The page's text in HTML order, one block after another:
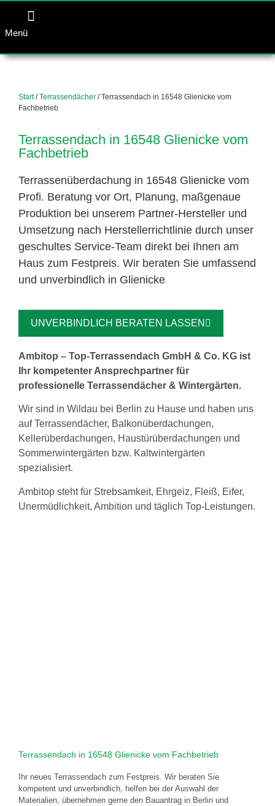
Menü
Start/Terrassendächer / Terrassendach in 16548 Glienicke vom
Fachbetrieb
Terrassendach in 16548 Glienicke vom
Fachbetrieb
Terrassenüberdachung in 16548 Glienicke vom
Profi. Beratung vor Ort, Planung, maßgenaue
Produktion bei unserem Partner-Hersteller und
Umsetzung nach Herstellerrichtlinie durch unser
geschultes Service-Team direkt bei Ihnen am
Haus zum Festpreis. Wir beraten Sie umfassend
und unverbindlich in Glienicke
UNVERBINDLICH BERATEN LASSEN
Ambitop – Top-Terrassendach GmbH & Co. KG ist
Ihr kompetenter Ansprechpartner für
professionelle Terrassendächer & Wintergärten.
Wir sind in Wildau bei Berlin zu Hause und haben uns
auf Terrassendächer, Balkonüberdachungen,
Kellerüberdachungen, Haustürüberdachungen und
Sommerwintergärten bzw. Kaltwintergärten
spezialisiert.
Ambitop steht für Strebsamkeit, Ehrgeiz, Fleiß, Eifer,
Unermüdlichkeit, Ambition und täglich Top-Leistungen.
Terrassendach in 16548 Glienicke vom Fachbetrieb
Ihr neues Terrassendach zum Festpreis. Wir beraten Sie
kompetent und unverbindlich, helfen bei der Auswahl der
Materialien, übernehmen gerne den Bauantrag in Berlin und